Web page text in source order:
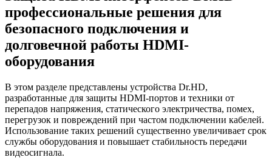
профессиональные решения для
безопасного подключения и
долговечной работы HDMI-
оборудования
В этом разделе представлены устройства Dr.HD,
разработанные для защиты HDMI-портов и техники от
перепадов напряжения, статического электричества, помех,
перегрузок и повреждений при частом подключении кабелей.
Использование таких решений существенно увеличивает срок
службы оборудования и повышает стабильность передачи
видеосигнала.